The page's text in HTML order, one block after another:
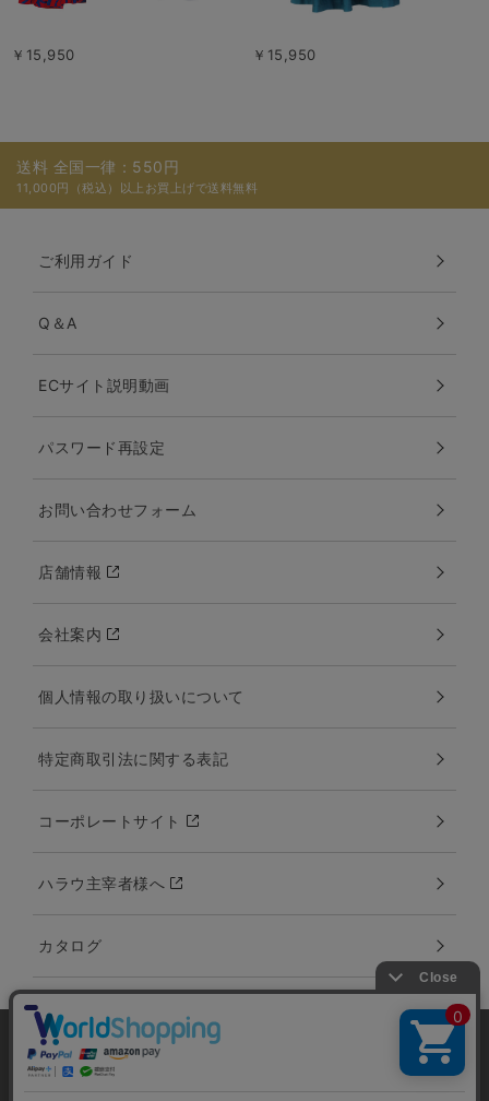
￥15,950 ￥15,950
送料 全国一律：550円
11,000円（税込）以上お買上げで送料無料
ご利用ガイド
Q＆A
ECサイト説明動画
パスワード再設定
お問い合わせフォーム
店舗情報
会社案内
個人情報の取り扱いについて
特定商取引法に関する表記
コーポレートサイト
ハラウ主宰者様へ
カタログ
Copyright:©2000-2020 Amina Collection Co.,LTD all rights reserved.
当サイトではユーザーの利便性向上やサイト改
善のためにCookieを使用しています。 詳細につ
承諾する